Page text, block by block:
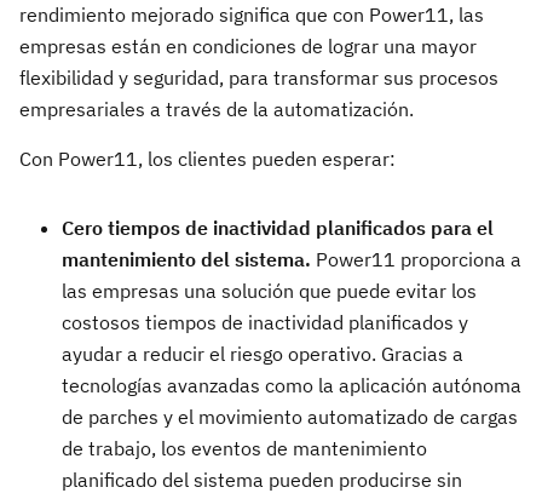
rendimiento mejorado significa que con Power11, las
empresas están en condiciones de lograr una mayor
flexibilidad y seguridad, para transformar sus procesos
empresariales a través de la automatización.
Con Power11, los clientes pueden esperar:
Cero tiempos de inactividad planificados para el
mantenimiento del sistema. Power11 proporciona a
las empresas una solución que puede evitar los
costosos tiempos de inactividad planificados y
ayudar a reducir el riesgo operativo. Gracias a
tecnologías avanzadas como la aplicación autónoma
de parches y el movimiento automatizado de cargas
de trabajo, los eventos de mantenimiento
planificado del sistema pueden producirse sin